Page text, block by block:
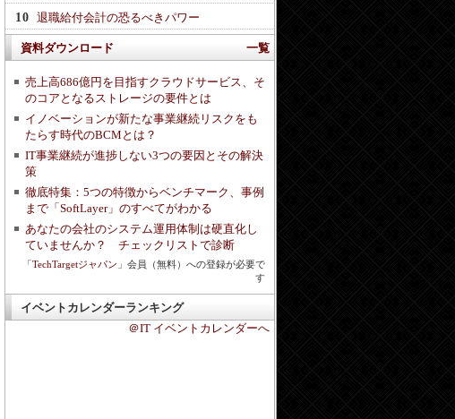
10 退職給付会計の恐るべきパワー
資料ダウンロード 一覧
売上高686億円を目指すクラウドサービス、そ
のコアとなるストレージの要件とは
イノベーションが新たな事業継続リスクをも
たらす時代のBCMとは？
IT事業継続が進捗しない3つの要因とその解決
策
徹底特集：5つの特徴からベンチマーク、事例
まで「SoftLayer」のすべてがわかる
あなたの会社のシステム運用体制は硬直化し
ていませんか？ チェックリストで診断
「TechTargetジャパン 」会員（無料）への登録が必要で
す
イベントカレンダーランキング
＠IT イベントカレンダーへ